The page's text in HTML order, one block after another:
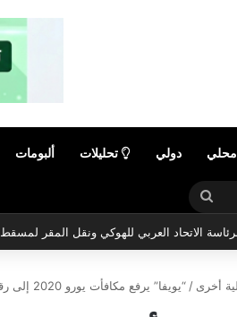
محلي دولي تحليلات ألبومات
بحث
عن
الاتحاد العربي للهوكي ونقل المقر لمسقط
أخرى /“يويفا” يرفع مكافأت يورو 2020 إلى رقم قياسي